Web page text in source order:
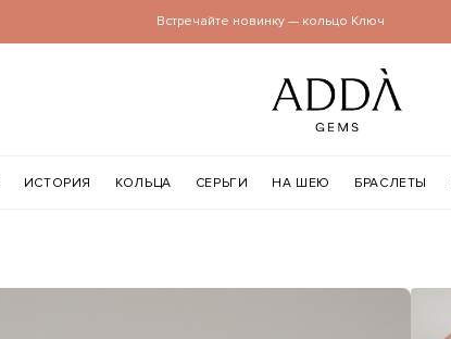
Встречайте новинку — кольцо Ключ
ИСТОРИЯ КОЛЬЦА СЕРЬГИ НА ШЕЮ БРАСЛЕТЫ